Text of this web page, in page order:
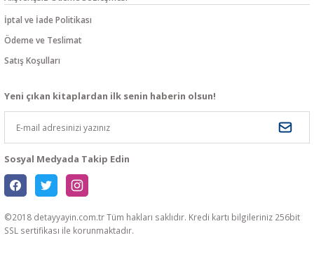
İptal ve İade Politikası
Ödeme ve Teslimat
Satış Koşulları
Yeni çıkan kitaplardan ilk senin haberin olsun!
Sosyal Medyada Takip Edin
©2018 detayyayin.com.tr Tüm hakları saklıdır. Kredi kartı bilgileriniz 256bit
SSL sertifikası ile korunmaktadır.